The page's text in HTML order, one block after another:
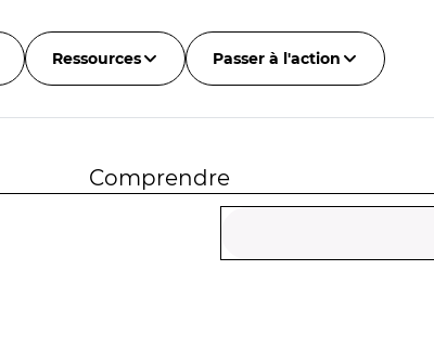
Ressources Passer à l'action
Comprendre